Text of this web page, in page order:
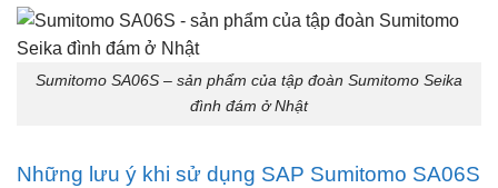
Sumitomo SA06S – sản phẩm của tập đoàn Sumitomo Seika
đình đám ở Nhật
Những lưu ý khi sử dụng SAP Sumitomo SA06S